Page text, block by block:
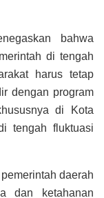
bahwa
di tengah
harus tetap
dengan program
di Kota
tengah fluktuasi
daerah
dan ketahanan